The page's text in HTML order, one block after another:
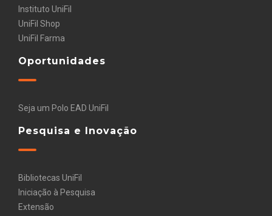
Instituto UniFil
UniFil Shop
UniFil Farma
Oportunidades
Seja um Polo EAD UniFil
Pesquisa e Inovação
Bibliotecas UniFil
Iniciação à Pesquisa
Extensão